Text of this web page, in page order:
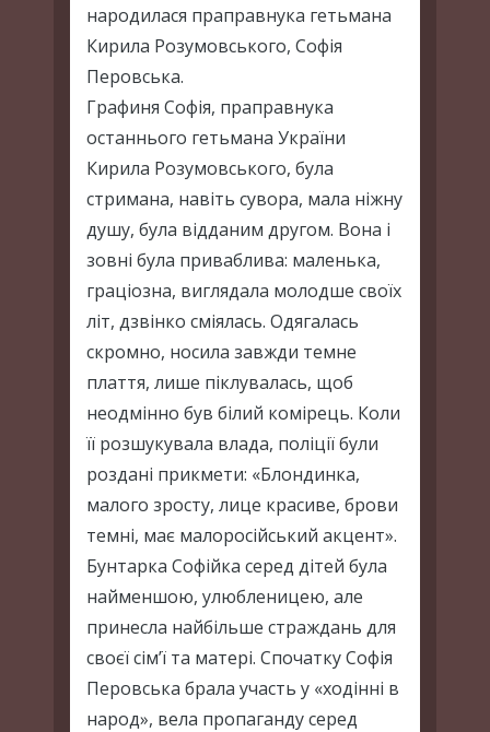
народилася праправнука гетьмана
Кирила Розумовського, Софія
Перовська.
Графиня Софія, праправнука
останнього гетьмана України
Кирила Розумовського, була
стримана, навіть сувора, мала ніжну
душу, була відданим другом. Вона і
зовні була приваблива: маленька,
граціозна, виглядала молодше своїх
літ, дзвінко сміялась. Одягалась
скромно, носила завжди темне
плаття, лише піклувалась, щоб
неодмінно був білий комірець. Коли
її розшукувала влада, поліції були
роздані прикмети: «Блондинка,
малого зросту, лице красиве, брови
темні, має малоросійський акцент».
Бунтарка Софійка серед дітей була
найменшою, улюбленицею, але
принесла найбільше страждань для
своєї сім’ї та матері. Спочатку Софія
Перовська брала участь у «ходінні в
народ», вела пропаганду серед